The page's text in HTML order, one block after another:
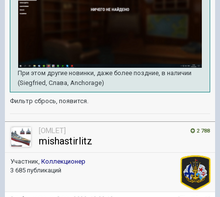
При этом другие новинки, даже более поздние, в наличии
(Siegfried, Слава, Anchorage)
Фильтр сбрось, появится.
2 788
[OMLET]
mishastirlitz
Участник, Коллекционер
3 685 публикаций